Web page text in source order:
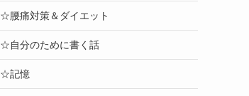
☆腰痛対策＆ダイエット
☆自分のために書く話
☆記憶